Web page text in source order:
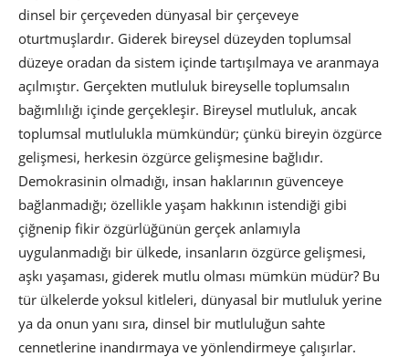
dinsel bir çerçeveden dünyasal bir çerçeveye
oturtmuşlardır. Giderek bireysel düzeyden toplumsal
düzeye oradan da sistem içinde tartışılmaya ve aranmaya
açılmıştır. Gerçekten mutluluk bireyselle toplumsalın
bağımlılığı içinde gerçekleşir. Bireysel mutluluk, ancak
toplumsal mutlulukla mümkündür; çünkü bireyin özgürce
gelişmesi, herkesin özgürce gelişmesine bağlıdır.
Demokrasinin olmadığı, insan haklarının güvenceye
bağlanmadığı; özellikle yaşam hakkının istendiği gibi
çiğnenip fikir özgürlüğünün gerçek anlamıyla
uygulanmadığı bir ülkede, insanların özgürce gelişmesi,
aşkı yaşaması, giderek mutlu olması mümkün müdür? Bu
tür ülkelerde yoksul kitleleri, dünyasal bir mutluluk yerine
ya da onun yanı sıra, dinsel bir mutluluğun sahte
cennetlerine inandırmaya ve yönlendirmeye çalışırlar.